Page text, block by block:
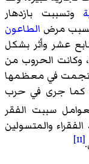
وتسببت بازدهار
بسبب مرض الطاعون
عشر وأثر بشكل
وكانت الحروب من
ونجمت في معظمها
كما جرى في حرب
سببت الفقر
والمتسولين
[11]